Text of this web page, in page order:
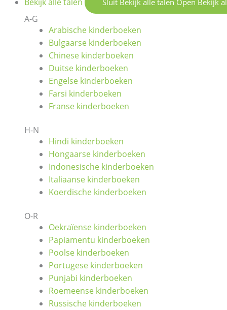
Sluit Bekijk alle talen Open Bekijk
A-G
Arabische kinderboeken
Bulgaarse kinderboeken
Chinese kinderboeken
Duitse kinderboeken
Engelse kinderboeken
Farsi kinderboeken
Franse kinderboeken
H-N
Hindi kinderboeken
Hongaarse kinderboeken
Indonesische kinderboeken
Italiaanse kinderboeken
Koerdische kinderboeken
O-R
Oekraïense kinderboeken
Papiamentu kinderboeken
Poolse kinderboeken
Portugese kinderboeken
Punjabi kinderboeken
Roemeense kinderboeken
Russische kinderboeken